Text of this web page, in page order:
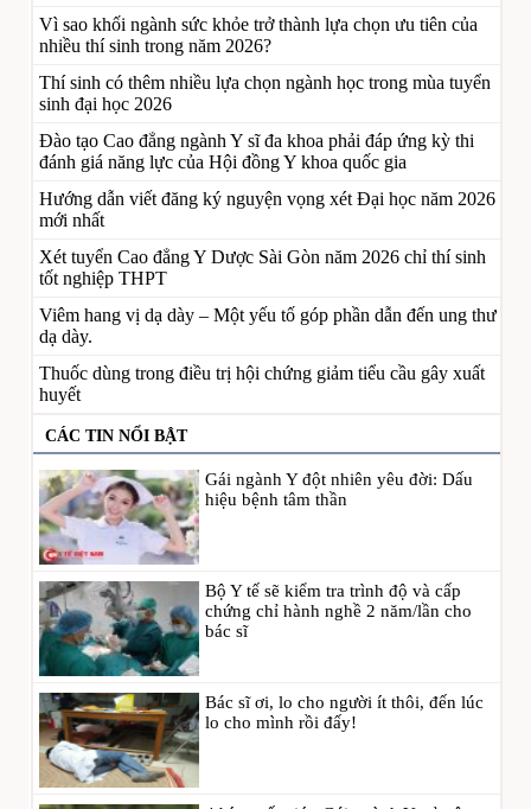
Vì sao khối ngành sức khỏe trở thành lựa chọn ưu tiên của
nhiều thí sinh trong năm 2026?
Thí sinh có thêm nhiều lựa chọn ngành học trong mùa tuyển
sinh đại học 2026
Đào tạo Cao đẳng ngành Y sĩ đa khoa phải đáp ứng kỳ thi
đánh giá năng lực của Hội đồng Y khoa quốc gia
Hướng dẫn viết đăng ký nguyện vọng xét Đại học năm 2026
mới nhất
Xét tuyển Cao đẳng Y Dược Sài Gòn năm 2026 chỉ thí sinh
tốt nghiệp THPT
Viêm hang vị dạ dày – Một yếu tố góp phần dẫn đến ung thư
dạ dày.
Thuốc dùng trong điều trị hội chứng giảm tiểu cầu gây xuất
huyết
CÁC TIN NỔI BẬT
Gái ngành Y đột nhiên yêu đời: Dấu
hiệu bệnh tâm thần
Bộ Y tế sẽ kiểm tra trình độ và cấp
chứng chỉ hành nghề 2 năm/lần cho
bác sĩ
Bác sĩ ơi, lo cho người ít thôi, đến lúc
lo cho mình rồi đấy!